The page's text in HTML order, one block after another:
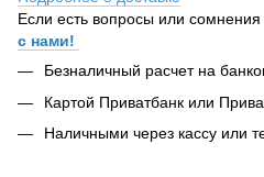
Если есть вопросы или сомнения
с нами!
Безналичный расчет на
Картой Приватбанк или
Наличными через кассу или